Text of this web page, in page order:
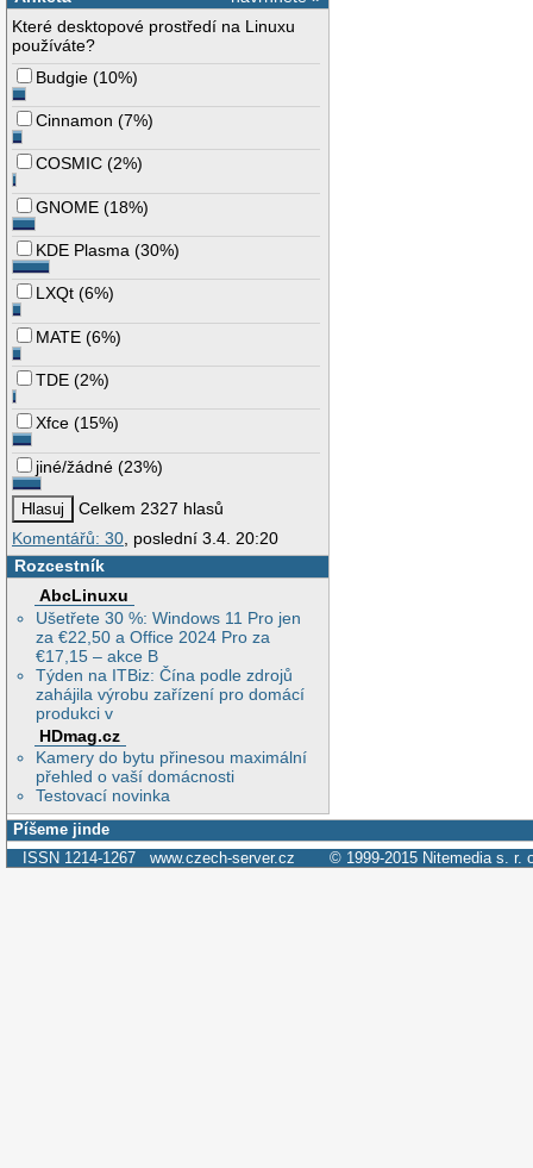
Které desktopové prostředí na Linuxu
používáte?
Budgie (10%)
Cinnamon (7%)
COSMIC (2%)
GNOME (18%)
KDE Plasma (30%)
LXQt (6%)
MATE (6%)
TDE (2%)
Xfce (15%)
jiné/žádné (23%)
Celkem 2327 hlasů
Komentářů: 30, poslední 3.4. 20:20
Rozcestník
AbcLinuxu
Ušetřete 30 %: Windows 11 Pro jen
za €22,50 a Office 2024 Pro za
€17,15 – akce B
Týden na ITBiz: Čína podle zdrojů
zahájila výrobu zařízení pro domácí
produkci v
HDmag.cz
Kamery do bytu přinesou maximální
přehled o vaší domácnosti
Testovací novinka
Píšeme jinde
ISSN 1214-1267 www.czech-server.cz © 1999-2015 Nitemedia s. r.